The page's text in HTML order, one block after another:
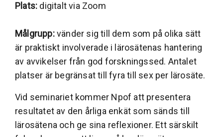
Plats: digitalt via Zoom
Målgrupp:vänder sig till dem som på olika sätt
är praktiskt involverade i lärosätenas hantering
av avvikelser från god forskningssed. Antalet
platser är begränsat till fyra till sex per lärosäte.
Vid seminariet kommer Npof att presentera
resultatet av den årliga enkät som sänds till
lärosätena och ge sina reflexioner. Ett särskilt